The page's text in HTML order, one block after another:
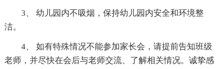
3、 幼儿园内不吸烟，保持幼儿园内安全和环境整
洁。
4、 如有特殊情况不能参加家长会，请提前告知班级
老师，并尽快在会后与老师交流、了解相关情况。诚挚感